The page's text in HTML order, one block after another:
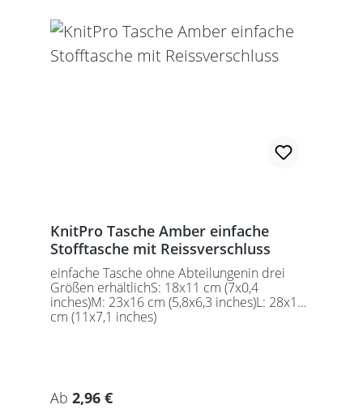
KnitPro Tasche Amber einfache
Stofftasche mit Reissverschluss
einfache Tasche ohne Abteilungenin drei
Größen erhältlichS: 18x11 cm (7x0,4
inches)M: 23x16 cm (5,8x6,3 inches)L: 28x18
cm (11x7,1 inches)
Regulärer Preis:
Ab 2,96 €